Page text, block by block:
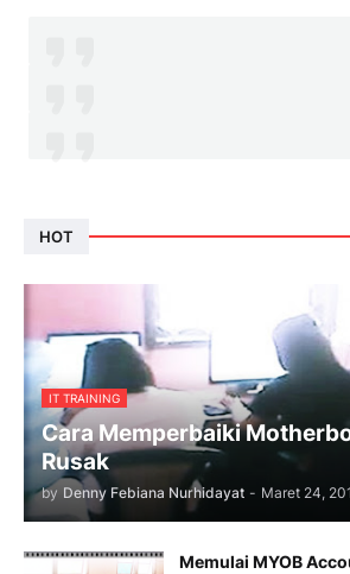
HOT
IT TRAINING
Cara Memperbaiki
Rusak
by Denny Febiana Nurhidayat - Maret 24,
Memulai MYOB